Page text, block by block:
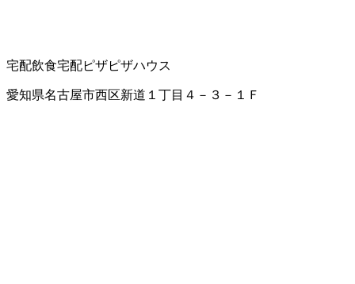
宅配飲食宅配ピザピザハウス
愛知県名古屋市西区新道１丁目４－３－１Ｆ